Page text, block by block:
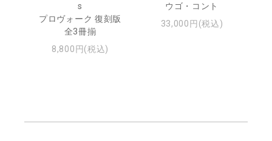
s
プロヴォーク 復刻版
全3冊揃
8,800円(税込)
ウゴ・コント
33,000円(税込)